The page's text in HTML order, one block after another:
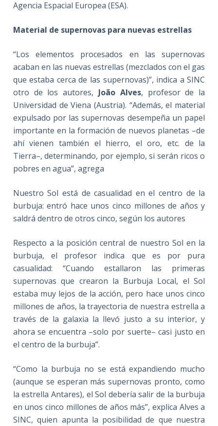
Agencia Espacial Europea (ESA).
Material de supernovas para nuevas estrellas
“Los elementos procesados en las supernovas
acaban en las nuevas estrellas (mezclados con el gas
que estaba cerca de las supernovas)”, indica a SINC
otro de los autores, João Alves, profesor de la
Universidad de Viena (Austria). “Además, el material
expulsado por las supernovas desempeña un papel
importante en la formación de nuevos planetas –de
ahí vienen también el hierro, el oro, etc. de la
Tierra–, determinando, por ejemplo, si serán ricos o
pobres en agua”, agrega
Nuestro Sol está de casualidad en el centro de la
burbuja: entró hace unos cinco millones de años y
saldrá dentro de otros cinco, según los autores
Respecto a la posición central de nuestro Sol en la
burbuja, el profesor indica que es por pura
casualidad: “Cuando estallaron las primeras
supernovas que crearon la Burbuja Local, el Sol
estaba muy lejos de la acción, pero hace unos cinco
millones de años, la trayectoria de nuestra estrella a
través de la galaxia la llevó justo a su interior, y
ahora se encuentra –solo por suerte– casi justo en
el centro de la burbuja”.
“Como la burbuja no se está expandiendo mucho
(aunque se esperan más supernovas pronto, como
la estrella Antares), el Sol debería salir de la burbuja
en unos cinco millones de años más”, explica Alves a
SINC, quien apunta la posibilidad de que nuestra